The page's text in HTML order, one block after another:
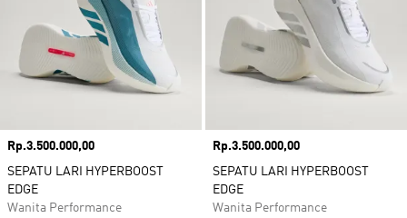
Harga
Rp.3.500.000,00
SEPATU LARI HYPERBOOST
EDGE
Wanita Performance
Harga
Rp.3.500.000,00
SEPATU LARI HYPERBOOST
EDGE
Wanita Performance